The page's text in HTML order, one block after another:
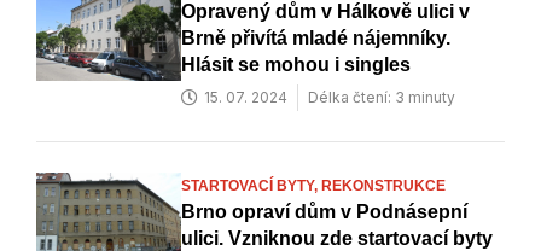
Opravený dům v Hálkově ulici v
Brně přivítá mladé nájemníky.
Hlásit se mohou i singles
15. 07. 2024 Délka čtení: 3 minuty
STARTOVACÍ BYTY, REKONSTRUKCE
Brno opraví dům v Podnásepní
ulici. Vzniknou zde startovací byty